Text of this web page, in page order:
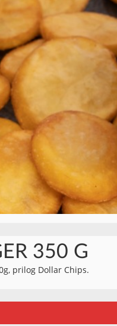
350 G
prilog Dollar Chips.